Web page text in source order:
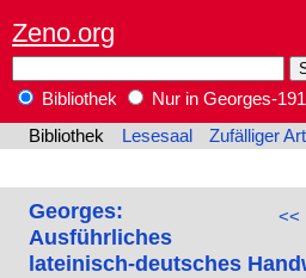
Zeno.org
Bibliothek
Nur in Georges-
Bibliothek
Lesesaal Zufälliger
<<
Georges:
Ausführliches
lateinisch-deutsches